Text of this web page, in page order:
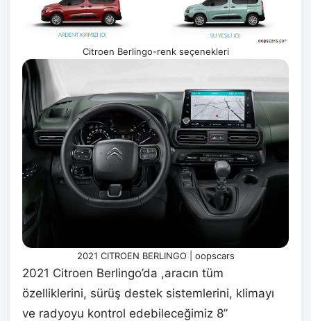
Citroen Berlingo-renk seçenekleri
2021 CITROEN BERLINGO | oopscars
2021 Citroen Berlingo’da ,aracın tüm
özelliklerini, sürüş destek sistemlerini, klimayı
ve radyoyu kontrol edebileceğimiz 8”